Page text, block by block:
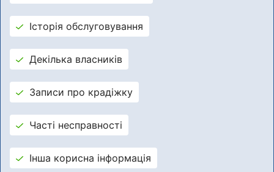
Історія обслуговування
Декілька власників
Записи про крадіжку
Часті несправності
Інша корисна інформація